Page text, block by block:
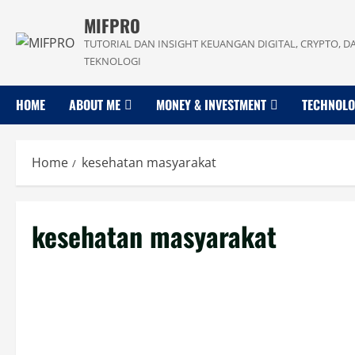
content
MIFPRO
TUTORIAL DAN INSIGHT KEUANGAN DIGITAL, CRYPTO,
TEKNOLOGI
HOME ABOUT ME MONEY & INVESTMENT
Home kesehatan masyarakat
kesehatan masyarakat